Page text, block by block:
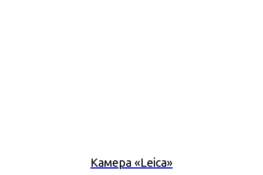
Камера «Leica»